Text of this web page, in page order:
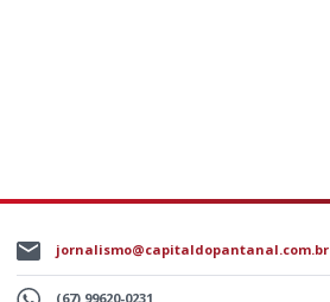
jornalismo@capitaldopantanal.com.br
(67) 99620-0231